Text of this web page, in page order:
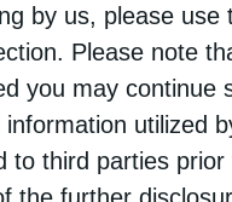
by us, please
Please note
you may continue
information utilized
to third parties
the further
είναι χειροτονία
και επι
και με τα πόδια,
τον π.